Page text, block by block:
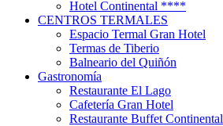
Hotel Continental ****
CENTROS TERMALES
Espacio Termal Gran Hotel
Termas de Tiberio
Balneario del Quiñón
Gastronomía
Restaurante El Lago
Cafetería Gran Hotel
Restaurante Buffet Continental